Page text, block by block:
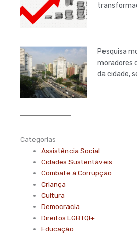
Pesquisa
moradores
da cidade,
Categorias
Assistência Social
Cidades Sustentáveis
Combate à Corrupção
Criança
Cultura
Democracia
Direitos LGBTQI+
Educação